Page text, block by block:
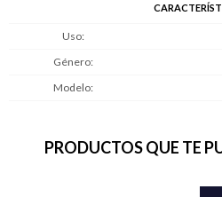
Uso
Género
Modelo
PRODUCTOS QUE TE